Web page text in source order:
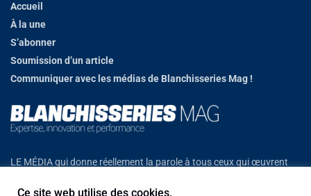
Accueil
À la une
S’abonner
Soumission d’un article
Communiquer avec les médias de Blanchisseries Mag !
LE MÉDIA qui donne réellement la parole à tous ceux qui œuvrent
Ce site web utilise des cookies.